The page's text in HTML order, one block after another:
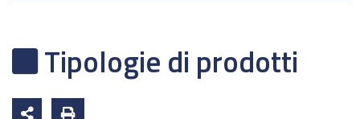
Tipologie di prodotti